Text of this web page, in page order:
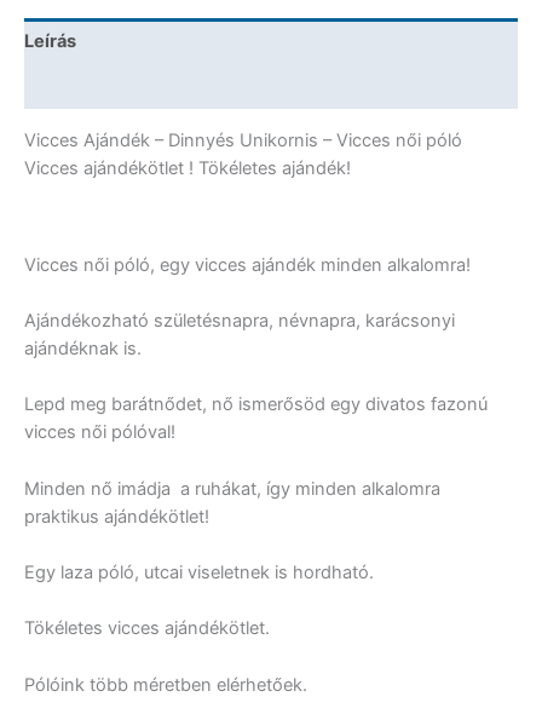
mennyiség
Leírás
Vicces Ajándék – Dinnyés Unikornis – Vicces női póló
Vicces ajándékötlet ! Tökéletes ajándék!
Vicces női póló, egy vicces ajándék minden alkalomra!
Ajándékozható születésnapra, névnapra, karácsonyi
ajándéknak is.
Lepd meg barátnődet, nő ismerősöd egy divatos fazonú
vicces női pólóval!
Minden nő imádja a ruhákat, így minden alkalomra
praktikus ajándékötlet!
Egy laza póló, utcai viseletnek is hordható.
Tökéletes vicces ajándékötlet.
Pólóink több méretben elérhetőek.